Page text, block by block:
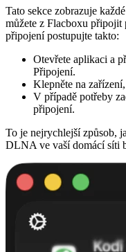
Tato sekce zobrazuje
můžete z Flacboxu připojit
připojení postupujte takto:
Otevřete aplikaci a
Připojení.
Klepněte na
V případě potřeby
připojení.
To je nejrychlejší způsob,
DLNA ve vaší domácí síti